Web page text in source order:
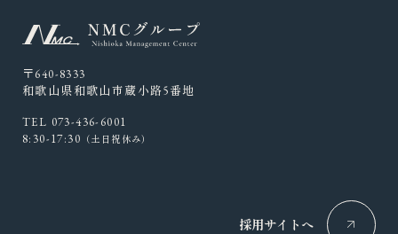
〒640-8333
和歌山県和歌山市蔵小路5番地
TEL 073-436-6001
8:30-17:30 （土日祝休み）
採用サイトへ